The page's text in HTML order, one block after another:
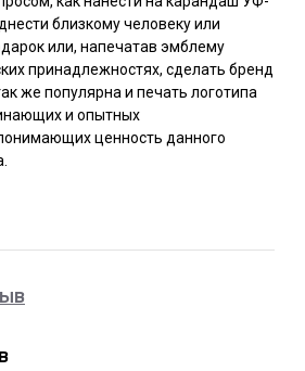
близкому человеку или
или, напечатав эмблему
принадлежностях, сделать бренд
же популярна и печать логотипа
и опытных
ценность данного